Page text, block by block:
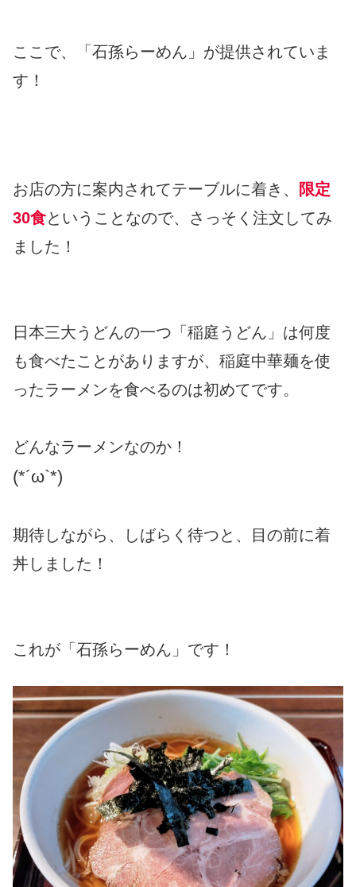
ここで、「石孫らーめん」が提供されていま
す！
お店の方に案内されてテーブルに着き、
限定
30食ということなので、さっそく注文してみ
ました！
日本三大うどんの一つ「稲庭うどん」は何度
も食べたことがありますが、稲庭中華麺を使
ったラーメンを食べるのは初めてです。
どんなラーメンなのか！
(*´ω`*)
期待しながら、しばらく待つと、目の前に着
丼しました！
これが「石孫らーめん」です！